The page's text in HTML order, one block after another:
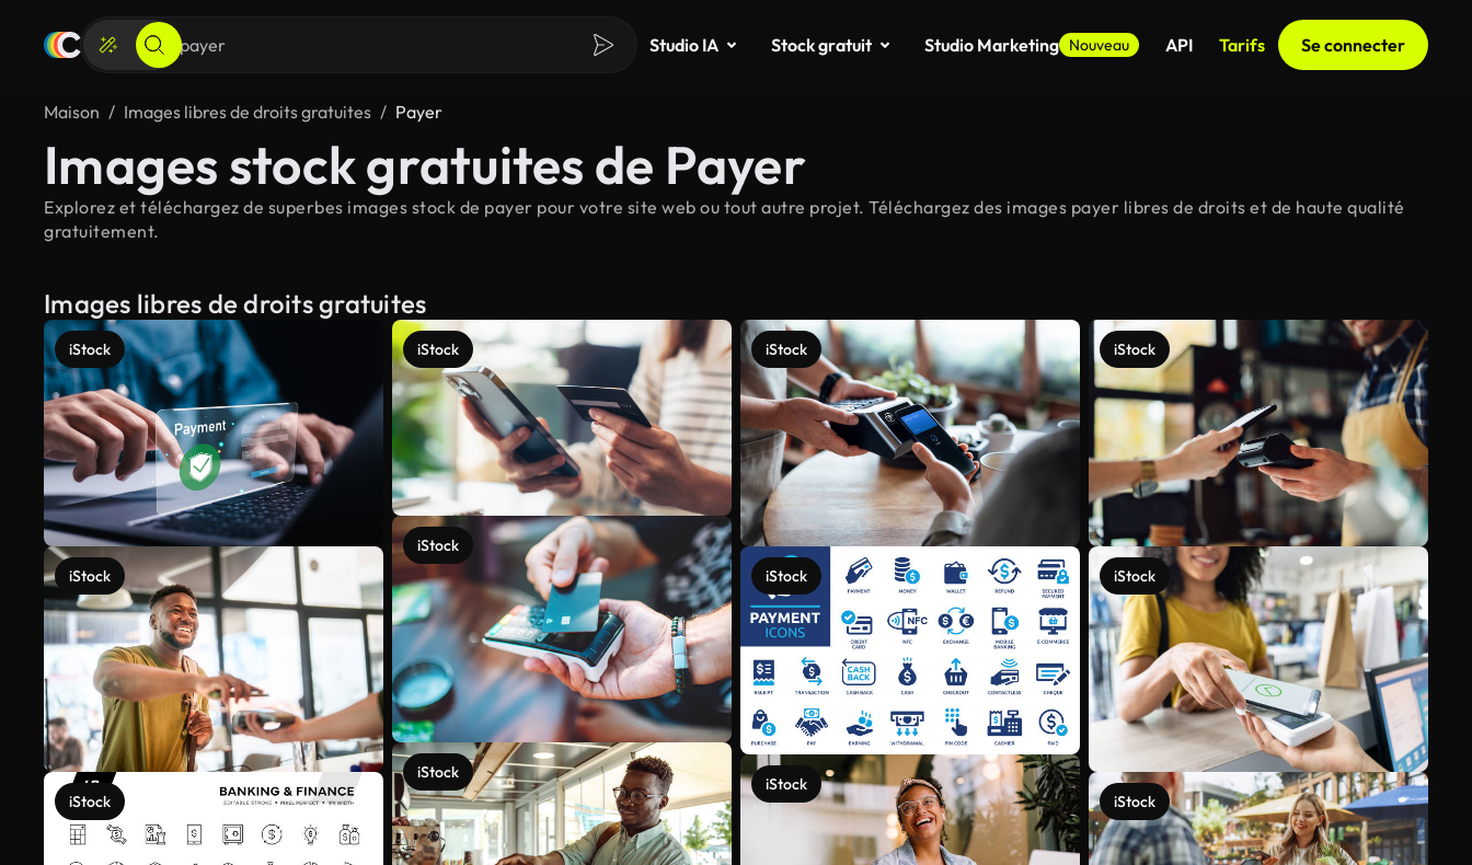
Studio IA Stock gratuit Studio Marketing Nouveau API Tarifs Se connecter
Maison Images libres de droits gratuites Payer
Images stock gratuites de Payer
Explorez et téléchargez de superbes images stock de payer pour votre site web ou tout autre projet. Téléchargez des images payer libres de droits et de haute qualité
gratuitement.
Images libres de droits gratuites
iStock
iStock
iStock
iStock
iStock
iStock
iStock
iStock
iStock
iStock
iStock
iStock